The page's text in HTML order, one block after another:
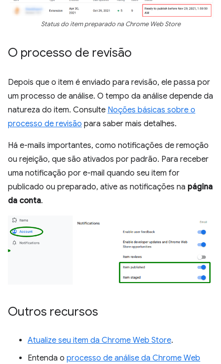
Status do item preparado na Chrome Web Store
O processo de revisão
Depois que o item é enviado para revisão, ele passa por
um processo de análise. O tempo da análise depende da
natureza do item. Consulte Noções básicas sobre o
processo de revisão para saber mais detalhes.
Há e-mails importantes, como notificações de remoção
ou rejeição, que são ativados por padrão. Para receber
uma notificação por e-mail quando seu item for
publicado ou preparado, ative as notificações na página
da conta.
Outros recursos
Atualize seu item da Chrome Web Store.
Entenda o processo de análise da Chrome Web